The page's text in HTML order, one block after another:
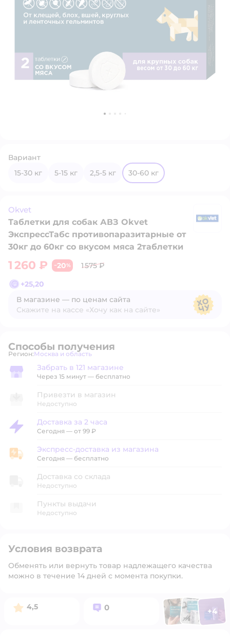
Вариант
15-30 кг
5-15 кг 2,5-5 кг 30-60 кг
Okvet
Таблетки для собак АВЗ Okvet
ЭкспрессТабс противопаразитарные от
30кг до 60кг со вкусом мяса 2таблетки
1 260 ₽ −20%
1 575 ₽
+25,20
В магазине — по ценам сайта
Скажите на кассе «Хочу как на сайте»
Способы получения
Регион: Выбор адреса доставки.
Москва и область
Забрать в магазине
Забрать в 121 магазине
Через 15 минут — бесплатно
Привезти в магазин
Недоступно
Доставка за 2 часа
Доставка за 2 часа
Сегодня — от 99 ₽
Экспресс-доставка из магазина
Экспресс-доставка из магазина
Сегодня — бесплатно
Доставка со склада
Недоступно
Пункты выдачи
Недоступно
Условия возврата
Обменять или вернуть товар надлежащего качества
можно в течение 14 дней с момента покупки.
Рейтинг:
4,5 Вопросов:
0 ФотоФотоФото
+4
Открыть